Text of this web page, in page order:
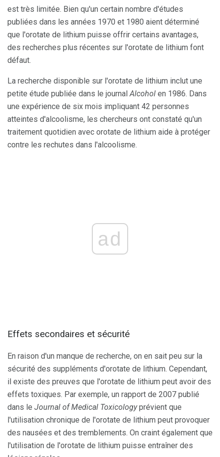
est très limitée. Bien qu'un certain nombre d'études
publiées dans les années 1970 et 1980 aient déterminé
que l'orotate de lithium puisse offrir certains avantages,
des recherches plus récentes sur l'orotate de lithium font
défaut.
La recherche disponible sur l'orotate de lithium inclut une
petite étude publiée dans le journal Alcohol en 1986. Dans
une expérience de six mois impliquant 42 personnes
atteintes d'alcoolisme, les chercheurs ont constaté qu'un
traitement quotidien avec orotate de lithium aide à protéger
contre les rechutes dans l'alcoolisme.
ad
Effets secondaires et sécurité
En raison d'un manque de recherche, on en sait peu sur la
sécurité des suppléments d'orotate de lithium. Cependant,
il existe des preuves que l'orotate de lithium peut avoir des
effets toxiques. Par exemple, un rapport de 2007 publié
dans le Journal of Medical Toxicologyprévient que
l'utilisation chronique de l'orotate de lithium peut provoquer
des nausées et des tremblements. On craint également que
l'utilisation de l'orotate de lithium puisse entraîner des